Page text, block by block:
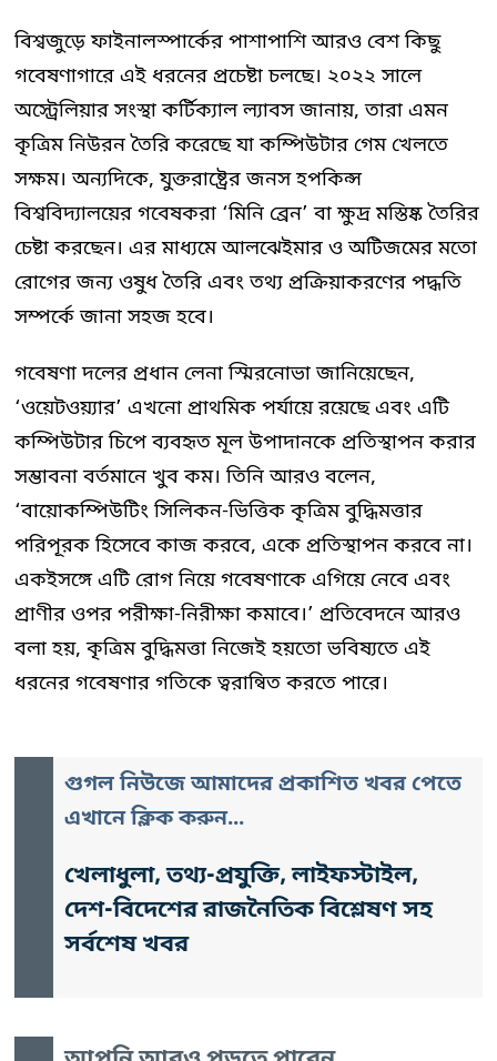
বিশ্বজুড়ে ফাইনালস্পার্কের পাশাপাশি আরও বেশ কিছু
গবেষণাগারে এই ধরনের প্রচেষ্টা চলছে। ২০২২ সালে
অস্ট্রেলিয়ার সংস্থা কর্টিক্যাল ল্যাবস জানায়, তারা এমন
কৃত্রিম নিউরন তৈরি করেছে যা কম্পিউটার গেম খেলতে
সক্ষম। অন্যদিকে, যুক্তরাষ্ট্রের জনস হপকিন্স
বিশ্ববিদ্যালয়ের গবেষকরা ‘মিনি ব্রেন’ বা ক্ষুদ্র মস্তিষ্ক তৈরির
চেষ্টা করছেন। এর মাধ্যমে আলঝেইমার ও অটিজমের মতো
রোগের জন্য ওষুধ তৈরি এবং তথ্য প্রক্রিয়াকরণের পদ্ধতি
সম্পর্কে জানা সহজ হবে।
গবেষণা দলের প্রধান লেনা স্মিরনোভা জানিয়েছেন,
‘ওয়েটওয়্যার’ এখনো প্রাথমিক পর্যায়ে রয়েছে এবং এটি
কম্পিউটার চিপে ব্যবহৃত মূল উপাদানকে প্রতিস্থাপন করার
সম্ভাবনা বর্তমানে খুব কম। তিনি আরও বলেন,
‘বায়োকম্পিউটিং সিলিকন-ভিত্তিক কৃত্রিম বুদ্ধিমত্তার
পরিপূরক হিসেবে কাজ করবে, একে প্রতিস্থাপন করবে না।
একইসঙ্গে এটি রোগ নিয়ে গবেষণাকে এগিয়ে নেবে এবং
প্রাণীর ওপর পরীক্ষা-নিরীক্ষা কমাবে।’ প্রতিবেদনে আরও
বলা হয়, কৃত্রিম বুদ্ধিমত্তা নিজেই হয়তো ভবিষ্যতে এই
ধরনের গবেষণার গতিকে ত্বরান্বিত করতে পারে।
গুগল নিউজে আমাদের প্রকাশিত খবর পেতে
এখানে ক্লিক করুন...
খেলাধুলা, তথ্য-প্রযুক্তি, লাইফস্টাইল,
দেশ-বিদেশের রাজনৈতিক বিশ্লেষণ সহ
সর্বশেষ খবর